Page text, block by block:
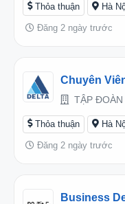
Thỏa thuận Hà
Đăng 2 ngày trước
Chuyên
TẬP ĐOÀN
Thỏa thuận Hà
Đăng 2 ngày trước
Business